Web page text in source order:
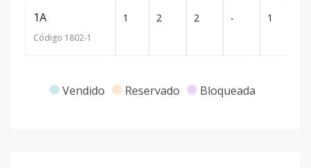
1A
Código 1802-1
1 2 2 - 1
Vendido Reservado Bloqueada